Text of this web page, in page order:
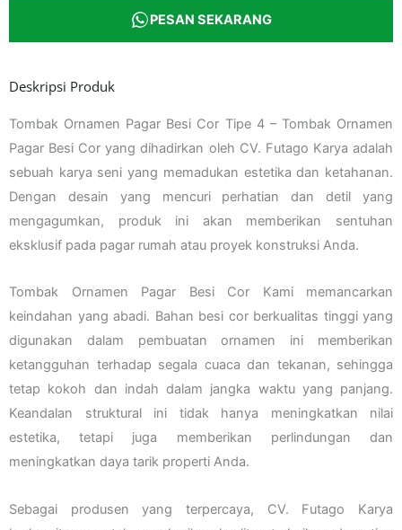
PESAN SEKARANG
Deskripsi Produk
Tombak Ornamen Pagar Besi Cor Tipe 4 – Tombak Ornamen
Pagar Besi Cor yang dihadirkan oleh CV. Futago Karya adalah
sebuah karya seni yang memadukan estetika dan ketahanan.
Dengan desain yang mencuri perhatian dan detil yang
mengagumkan, produk ini akan memberikan sentuhan
eksklusif pada pagar rumah atau proyek konstruksi Anda.
Tombak Ornamen Pagar Besi Cor Kami memancarkan
keindahan yang abadi. Bahan besi cor berkualitas tinggi yang
digunakan dalam pembuatan ornamen ini memberikan
ketangguhan terhadap segala cuaca dan tekanan, sehingga
tetap kokoh dan indah dalam jangka waktu yang panjang.
Keandalan struktural ini tidak hanya meningkatkan nilai
estetika, tetapi juga memberikan perlindungan dan
meningkatkan daya tarik properti Anda.
Sebagai produsen yang terpercaya, CV. Futago Karya